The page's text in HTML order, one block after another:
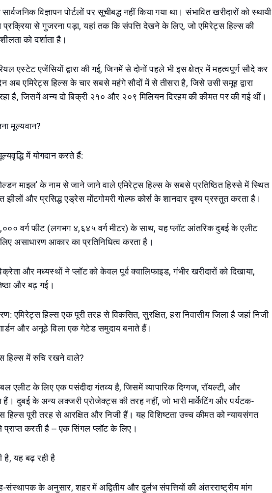
सार्वजनिक विज्ञापन पोर्टलों पर सूचीबद्ध नहीं किया गया था। संभावित खरीदारों को स्थायी
प्रक्रिया से गुजरना पड़ा, यहां तक कि संपत्ति देखने के लिए, जो एमिरेट्स हिल्स की
को दर्शाता है।
एस्टेट एजेंसियों द्वारा की गई, जिनमें से दोनों पहले भी इस क्षेत्र में महत्वपूर्ण सौदे कर
एमिरेट्स हिल्स के चार सबसे महंगे सौदों में से तीसरा है, जिसे उसी समूह द्वारा
है, जिसमें अन्य दो बिक्री २१० और २०९ मिलियन दिरहम की कीमत पर की गई थीं।
मूल्यवान?
में योगदान करते हैं:
माइल' के नाम से जाने जाने वाले एमिरेट्स हिल्स के सबसे प्रतिष्ठित हिस्से में स्थित
झीलों और प्रसिद्ध एड्रेस मोंटगोमरी गोल्फ कोर्स के शानदार दृश्य प्रस्तुत करता है।
वर्ग फीट (लगभग ४,६४५ वर्ग मीटर) के साथ, यह प्लॉट आंतरिक दुबई के एलीट
असाधारण आकार का प्रतिनिधित्व करता है।
और मध्यस्थों ने प्लॉट को केवल पूर्व क्वालिफाइड, गंभीर खरीदारों को दिखाया,
और बढ़ गई।
एमिरेट्स हिल्स एक पूरी तरह से विकसित, सुरक्षित, हरा निवासीय जिला है जहां निजी
और अनूठे विला एक गेटेड समुदाय बनाते हैं।
हिल्स में रुचि रखने वाले?
एलीट के लिए एक पसंदीदा गंतव्य है, जिसमें व्यापारिक दिग्गज, रॉयल्टी, और
हैं। दुबई के अन्य लक्जरी प्रोजेक्ट्स की तरह नहीं, जो भारी मार्केटिंग और पर्यटक-
हिल्स पूरी तरह से आरक्षित और निजी हैं। यह विशिष्टता उच्च कीमत को न्यायसंगत
करती है -- एक सिंगल प्लॉट के लिए।
है, यह बढ़ रही है
संस्थापक के अनुसार, शहर में अद्वितीय और दुर्लभ संपत्तियों की अंतरराष्ट्रीय मांग